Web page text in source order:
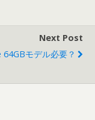
Next Post
64GBモデル必要？